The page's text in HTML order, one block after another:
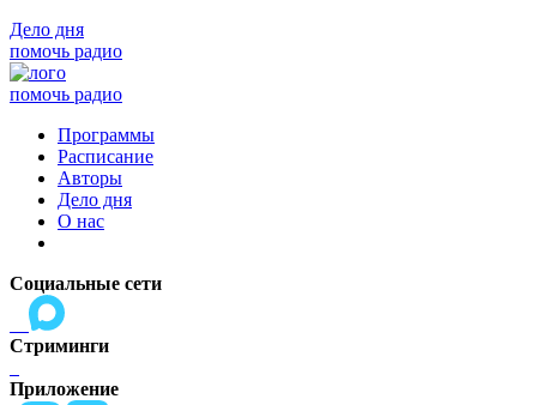
Дело дня
помочь радио
помочь радио
Программы
Расписание
Авторы
Дело дня
О нас
Социальные сети
Стриминги
Приложение